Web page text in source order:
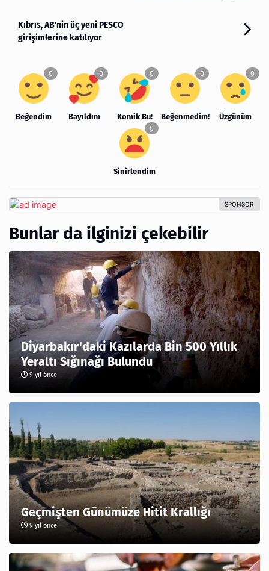
Kıbrıs, AB'nin üç yeni PESCO
girişimlerine katılıyor
Beğendim Bayıldım Komik Bu! Beğenmedim! Üzgünüm
Sinirlendim
Bunlar da ilginizi çekebilir
Diyarbakır'daki Kazılarda Bin 500 Yıllık
Yeraltı Sığınağı Bulundu
9 yıl önce
Geçmişten Günümüze Hitit Krallığı
9 yıl önce